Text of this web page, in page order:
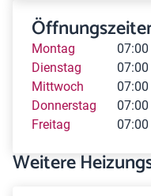
Montag
Dienstag
Mittwoch
Donnerstag
Freitag
Weitere